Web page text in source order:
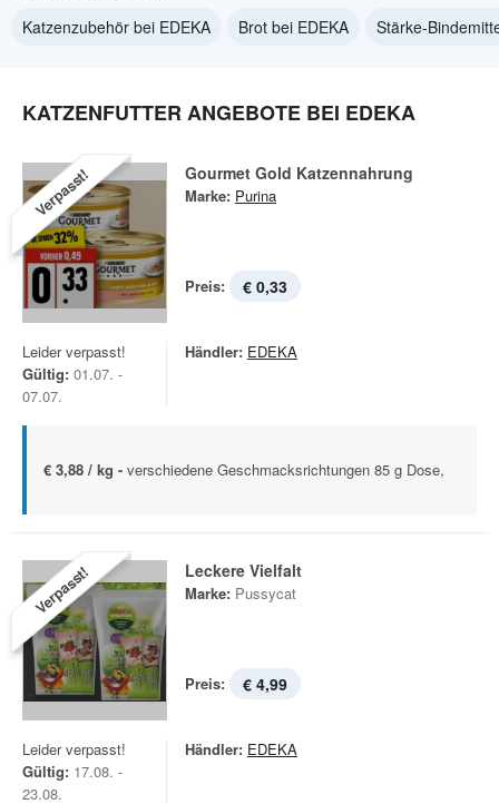
Katzenzubehör bei EDEKA
Brot bei EDEKA Stärke-
KATZENFUTTER ANGEBOTE BEI EDEKA
Verpasst! Gourmet Gold Katzennahrung
Marke: Purina
Preis: € 0,33
Leider verpasst!
Gültig: 01.07. -
07.07.
Händler: EDEKA
€ 3,88 / kg - verschiedene Geschmacksrichtungen 85 g Dose,
Verpasst! Leckere Vielfalt
Marke: Pussycat
Preis: € 4,99
Leider verpasst!
Gültig: 17.08. -
23.08.
Händler: EDEKA